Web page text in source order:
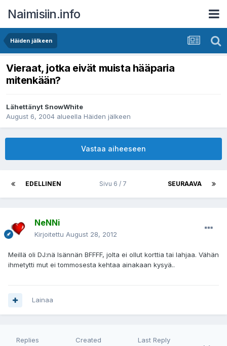
Naimisiin.info
Häiden jälkeen
Vieraat, jotka eivät muista hääparia
mitenkään?
Lähettänyt SnowWhite
August 6, 2004 alueella Häiden jälkeen
Vastaa aiheeseen
EDELLINEN SEURAAVA
Sivu 6 / 7
NeNNi
Kirjoitettu August 28, 2012
Meillä oli DJ:nä Isännän BFFFF, jolta ei ollut korttia tai lahjaa. Vähän
ihmetytti mut ei tommosesta kehtaa ainakaan kysyä..
Lainaa
Replies Created Last Reply